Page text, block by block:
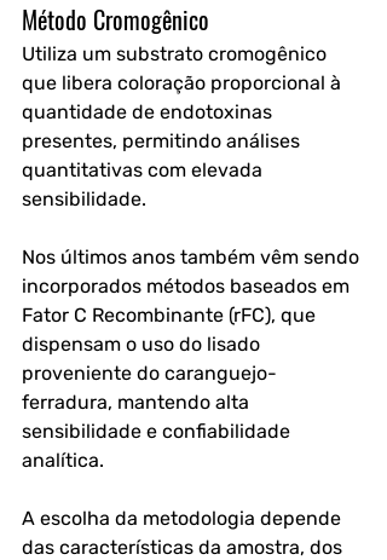
Método Cromogênico
Utiliza um substrato cromogênico
que libera coloração proporcional à
quantidade de endotoxinas
presentes, permitindo análises
quantitativas com elevada
sensibilidade.
Nos últimos anos também vêm sendo
incorporados métodos baseados em
Fator C Recombinante (rFC), que
dispensam o uso do lisado
proveniente do caranguejo-
ferradura, mantendo alta
sensibilidade e confiabilidade
analítica.
A escolha da metodologia depende
das características da amostra, dos